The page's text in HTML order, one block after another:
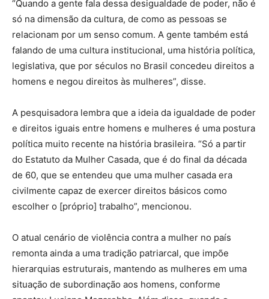
“Quando a gente fala dessa desigualdade de poder, não é
só na dimensão da cultura, de como as pessoas se
relacionam por um senso comum. A gente também está
falando de uma cultura institucional, uma história política,
legislativa, que por séculos no Brasil concedeu direitos a
homens e negou direitos às mulheres”, disse.
A pesquisadora lembra que a ideia da igualdade de poder
e direitos iguais entre homens e mulheres é uma postura
política muito recente na história brasileira. “Só a partir
do Estatuto da Mulher Casada, que é do final da década
de 60, que se entendeu que uma mulher casada era
civilmente capaz de exercer direitos básicos como
escolher o [próprio] trabalho”, mencionou.
O atual cenário de violência contra a mulher no país
remonta ainda a uma tradição patriarcal, que impõe
hierarquias estruturais, mantendo as mulheres em uma
situação de subordinação aos homens, conforme